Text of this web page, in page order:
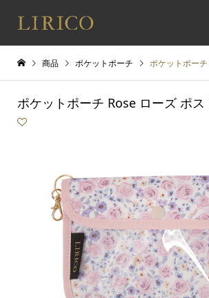
商品 ポケットポーチ ポケットポーチ
ポケットポーチ Rose ローズ ポ